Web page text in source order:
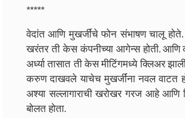
*****
वेदांत आणि मुखर्जींचे फोन संभाषण चालू
खरंतर ती केस कंपनीच्या आगेन्स होती. आणि
अर्ध्या तासात ती केस मीटिंगमध्ये क्लिअर
करुण दाखवले याचेच मुखर्जींना नवल वाटत
अश्या सल्लागाराची खरोखर गरज आहे आणि
बोलत होता.